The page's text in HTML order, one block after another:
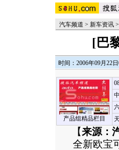
汽车频道 > 新车资讯 >
[巴
时间：2006年09月22
产品组精品栏目
【来源：
全新欧宝